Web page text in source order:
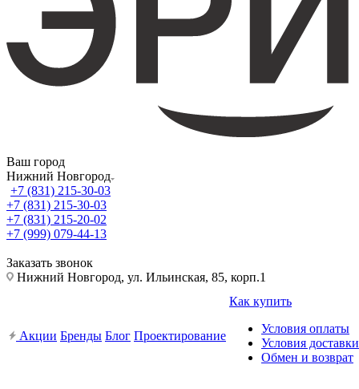
Ваш город
Нижний Новгород
+7 (831) 215-30-03
+7 (831) 215-30-03
+7 (831) 215-20-02
+7 (999) 079-44-13
Заказать звонок
Нижний Новгород, ул. Ильинская, 85, корп.1
Акции Бренды Блог Проектирование
Как купить
Условия оплаты
Условия доставки
Обмен и возврат